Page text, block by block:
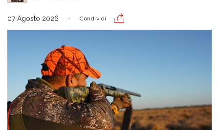
07 Agosto 2026 Condividi